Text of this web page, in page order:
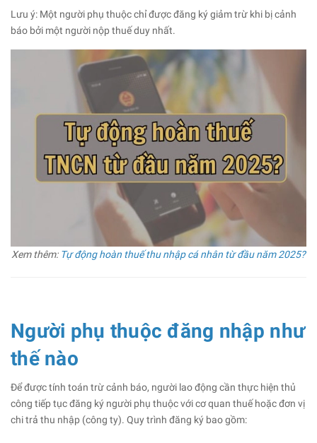
Lưu ý: Một người phụ thuộc chỉ được đăng ký giảm trừ khi bị cảnh
báo bởi một người nộp thuế duy nhất.
Xem thêm: Tự động hoàn thuế thu nhập cá nhân từ đầu năm 2025?
Người phụ thuộc đăng nhập như
thế nào
Để được tính toán trừ cảnh báo, người lao động cần thực hiện thủ
công tiếp tục đăng ký người phụ thuộc với cơ quan thuế hoặc đơn vị
chi trả thu nhập (công ty). Quy trình đăng ký bao gồm: